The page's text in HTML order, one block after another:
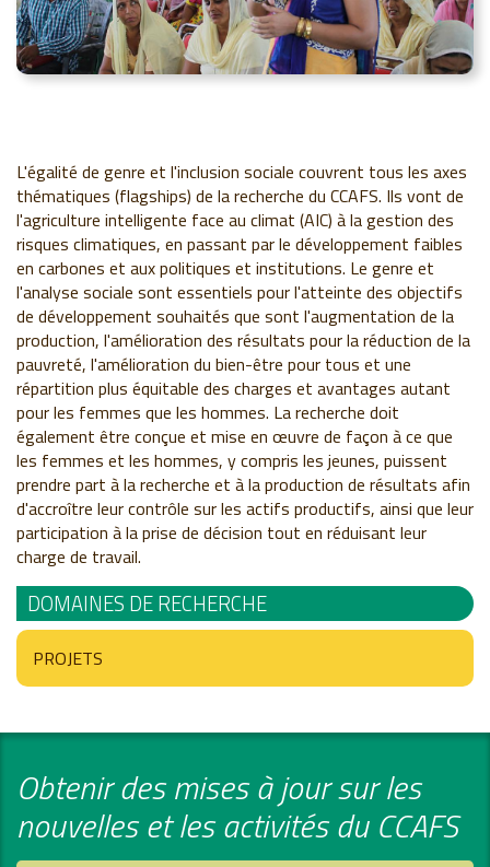
L'égalité de genre et l'inclusion sociale couvrent tous les axes
thématiques (flagships) de la recherche du CCAFS. Ils vont de
l'agriculture intelligente face au climat (AIC) à la gestion des
risques climatiques, en passant par le développement faibles
en carbones et aux politiques et institutions. Le genre et
l'analyse sociale sont essentiels pour l'atteinte des objectifs
de développement souhaités que sont l'augmentation de la
production, l'amélioration des résultats pour la réduction de la
pauvreté, l'amélioration du bien-être pour tous et une
répartition plus équitable des charges et avantages autant
pour les femmes que les hommes. La recherche doit
également être conçue et mise en œuvre de façon à ce que
les femmes et les hommes, y compris les jeunes, puissent
prendre part à la recherche et à la production de résultats afin
d'accroître leur contrôle sur les actifs productifs, ainsi que leur
participation à la prise de décision tout en réduisant leur
charge de travail.
DOMAINES DE RECHERCHE
PROJETS
Obtenir des mises à jour sur les
nouvelles et les activités du CCAFS